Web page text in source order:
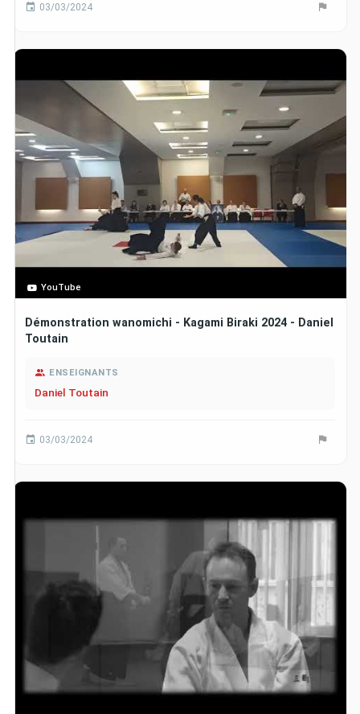
03/03/2024
YouTube
Démonstration wanomichi - Kagami Biraki 2024 - Daniel
Toutain
ENSEIGNANTS
Daniel Toutain
03/03/2024